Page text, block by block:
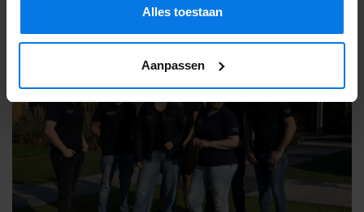
Alles toestaan
Aanpassen